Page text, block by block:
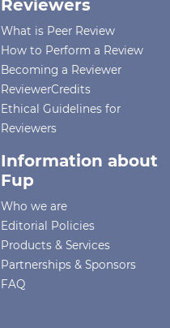
Reviewers
What is Peer Review
How to Perform a Review
Becoming a Reviewer
ReviewerCredits
Ethical Guidelines for
Reviewers
Information about
Fup
Who we are
Editorial Policies
Products & Services
Partnerships & Sponsors
FAQ